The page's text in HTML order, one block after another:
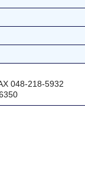
048-218-5932